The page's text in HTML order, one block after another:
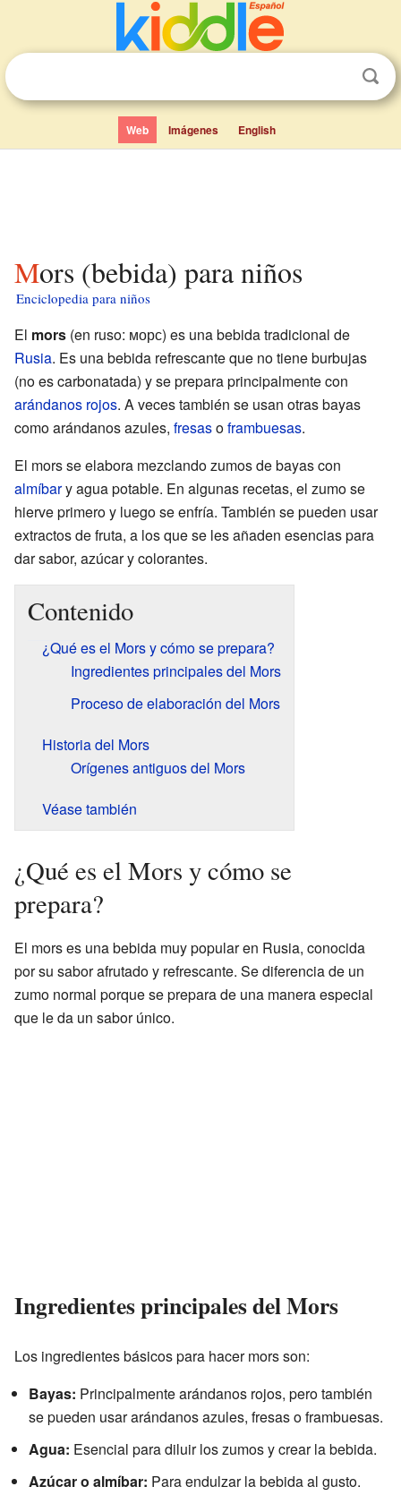
Web Imágenes English
Mors (bebida) para niños
Enciclopedia para niños
El mors (en ruso: морс) es una bebida tradicional de
Rusia. Es una bebida refrescante que no tiene burbujas
(no es carbonatada) y se prepara principalmente con
arándanos rojos. A veces también se usan otras bayas
como arándanos azules, fresasoframbuesas.
El mors se elabora mezclando zumos de bayas con
almíbary agua potable. En algunas recetas, el zumo se
hierve primero y luego se enfría. También se pueden usar
extractos de fruta, a los que se les añaden esencias para
dar sabor, azúcar y colorantes.
Contenido
¿Qué es el Mors y cómo se prepara?
Ingredientes principales del Mors
Proceso de elaboración del Mors
Historia del Mors
Orígenes antiguos del Mors
Véase también
¿Qué es el Mors y cómo se
prepara?
El mors es una bebida muy popular en Rusia, conocida
por su sabor afrutado y refrescante. Se diferencia de un
zumo normal porque se prepara de una manera especial
que le da un sabor único.
Ingredientes principales del Mors
Los ingredientes básicos para hacer mors son:
Bayas: Principalmente arándanos rojos, pero también
se pueden usar arándanos azules, fresas o frambuesas.
Agua: Esencial para diluir los zumos y crear la bebida.
Azúcar o almíbar: Para endulzar la bebida al gusto.